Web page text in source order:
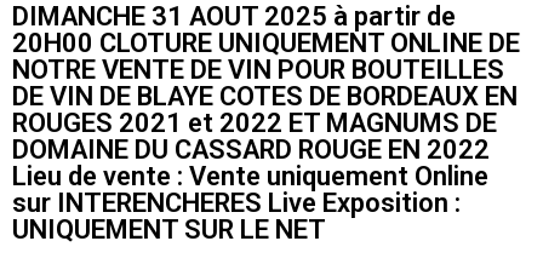
DIMANCHE 31 AOUT 2025 à partir de
20H00 CLOTURE UNIQUEMENT ONLINE DE
NOTRE VENTE DE VIN POUR BOUTEILLES
DE VIN DE BLAYE COTES DE BORDEAUX EN
ROUGES 2021 et 2022 ET MAGNUMS DE
DOMAINE DU CASSARD ROUGE EN 2022
Lieu de vente : Vente uniquement Online
sur INTERENCHERES Live Exposition :
UNIQUEMENT SUR LE NET